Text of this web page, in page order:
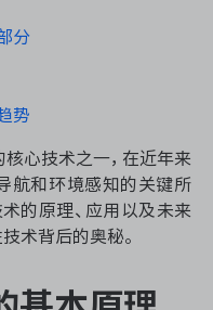
分
势
心技术之一，在近年来
航和环境感知的关键所
的原理、应用以及未来
术背后的奥秘。